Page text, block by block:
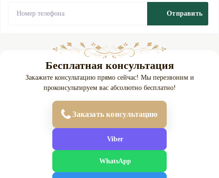
Отправить
Бесплатная консультация
Закажите консультацию прямо сейчас! Мы перезвоним и
проконсультируем вас абсолютно бесплатно!
Заказать консультацию
Viber
WhatsApp